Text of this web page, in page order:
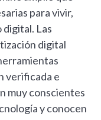
para vivir,
Las
digital
verificada e
muy conscientes
y conocen